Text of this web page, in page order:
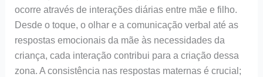
ocorre através de interações diárias entre mãe e filho.
Desde o toque, o olhar e a comunicação verbal até as
respostas emocionais da mãe às necessidades da
criança, cada interação contribui para a criação dessa
zona. A consistência nas respostas maternas é crucial;